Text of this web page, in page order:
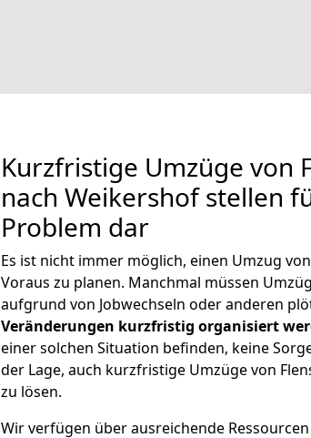
Kurzfristige Umzüge von
nach Weikershof stellen
Problem dar
Es ist nicht immer möglich, einen Umzug
Voraus zu planen. Manchmal müssen
aufgrund von Jobwechseln oder anderen
Veränderungen kurzfristig organisiert
einer solchen Situation befinden, keine
der Lage, auch kurzfristige Umzüge von
zu lösen.
Wir verfügen über ausreichende